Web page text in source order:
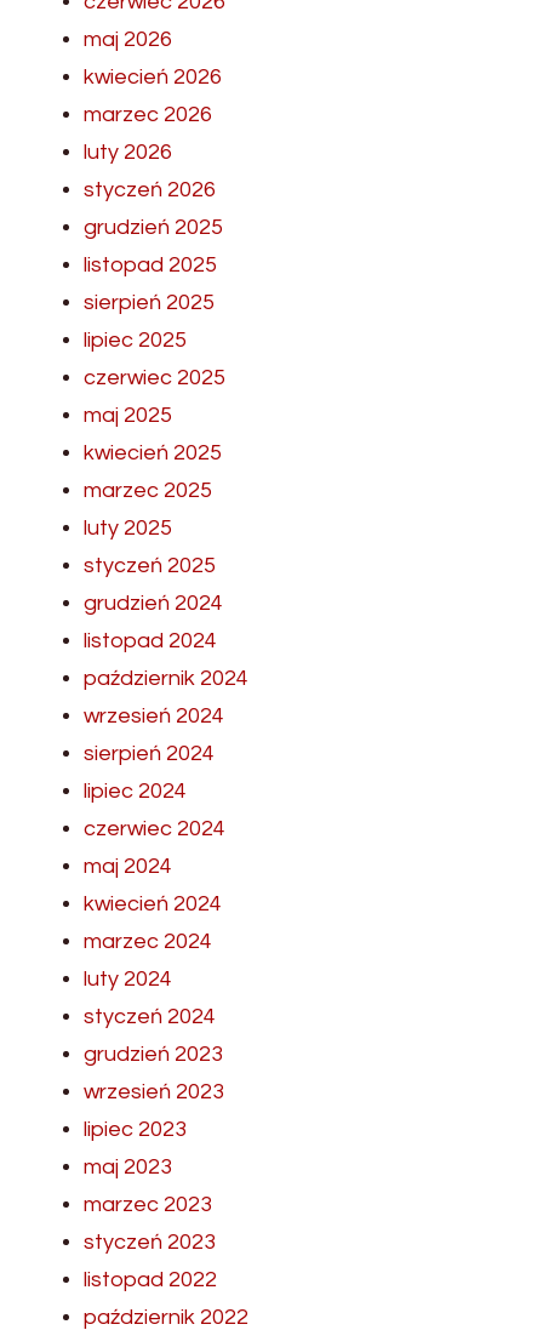
maj 2026
kwiecień 2026
marzec 2026
luty 2026
styczeń 2026
grudzień 2025
listopad 2025
sierpień 2025
lipiec 2025
czerwiec 2025
maj 2025
kwiecień 2025
marzec 2025
luty 2025
styczeń 2025
grudzień 2024
listopad 2024
październik 2024
wrzesień 2024
sierpień 2024
lipiec 2024
czerwiec 2024
maj 2024
kwiecień 2024
marzec 2024
luty 2024
styczeń 2024
grudzień 2023
wrzesień 2023
lipiec 2023
maj 2023
marzec 2023
styczeń 2023
listopad 2022
październik 2022